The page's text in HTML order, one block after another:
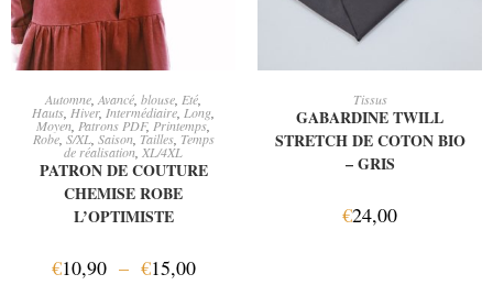
CHOIX DES OPTIONS
Automne Avancé blouse Eté
Hauts Hiver, Intermédiaire Long
Moyen Patrons PDF, Printemps,
Robe, S/XL, Saison, Tailles, Temps
de réalisation XL/4XL
PATRON DE COUTURE
CHEMISE ROBE
L’OPTIMISTE
€10,90 – €15,00
Tissus
GABARDINE TWILL
STRETCH DE COTON BIO
– GRIS
€24,00